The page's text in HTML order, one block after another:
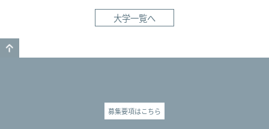
大学一覧へ
募集要項はこちら